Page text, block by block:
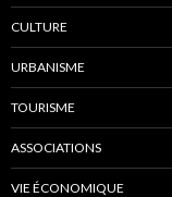
CULTURE
URBANISME
TOURISME
ASSOCIATIONS
VIE ÉCONOMIQUE